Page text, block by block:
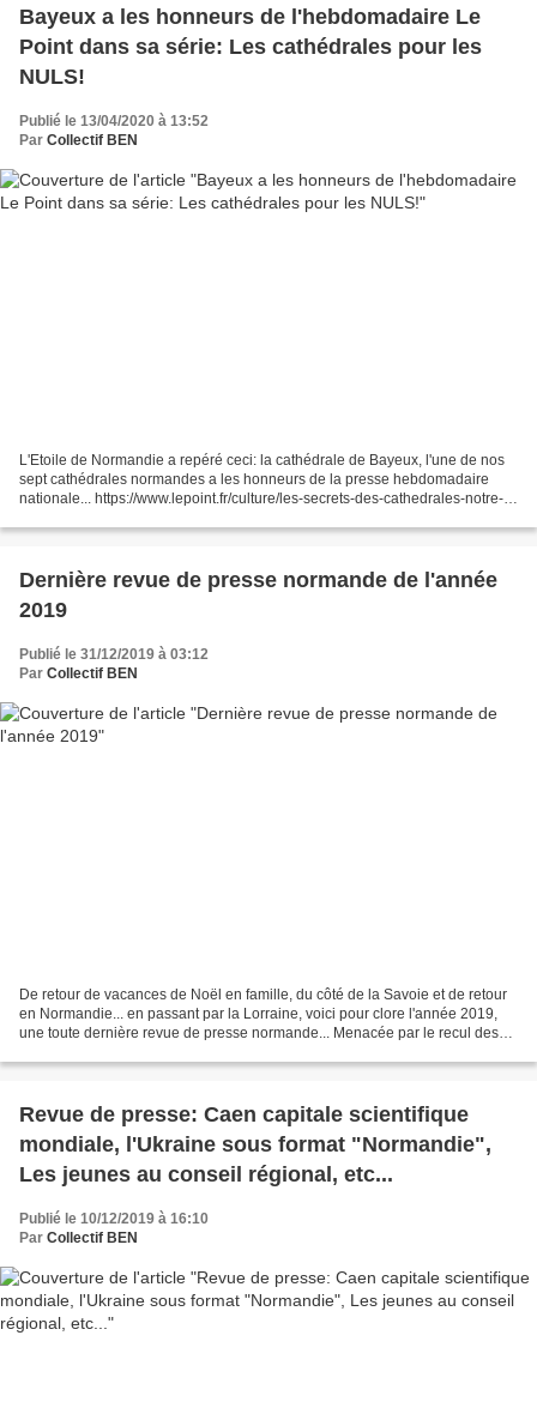
Bayeux a les honneurs de l'hebdomadaire Le
Point dans sa série: Les cathédrales pour les
NULS!
Publié le 13/04/2020 à 13:52
Par Collectif BEN
L'Etoile de Normandie a repéré ceci: la cathédrale de Bayeux, l'une de nos
sept cathédrales normandes a les honneurs de la presse hebdomadaire
nationale... https://www.lepoint.fr/culture/les-secrets-des-cathedrales-notre-
Dernière revue de presse normande de l'année
2019
Publié le 31/12/2019 à 03:12
Par Collectif BEN
De retour de vacances de Noël en famille, du côté de la Savoie et de retour
en Normandie... en passant par la Lorraine, voici pour clore l'année 2019,
une toute dernière revue de presse normande... Menacée par le recul des
Revue de presse: Caen capitale scientifique
mondiale, l'Ukraine sous format "Normandie",
Les jeunes au conseil régional, etc...
Publié le 10/12/2019 à 16:10
Par Collectif BEN